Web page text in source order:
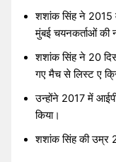
शशांक सिंह ने 2015
मुंबई चयनकर्ताओं
शशांक सिंह ने 20
गए मैच से लिस्ट ए
उन्होंने 2017 में
किया।
शशांक सिंह की